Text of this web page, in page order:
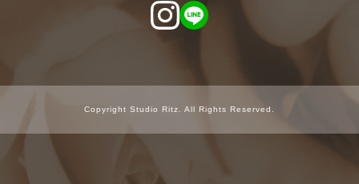
Copyright Studio Ritz. All Rights Reserved.